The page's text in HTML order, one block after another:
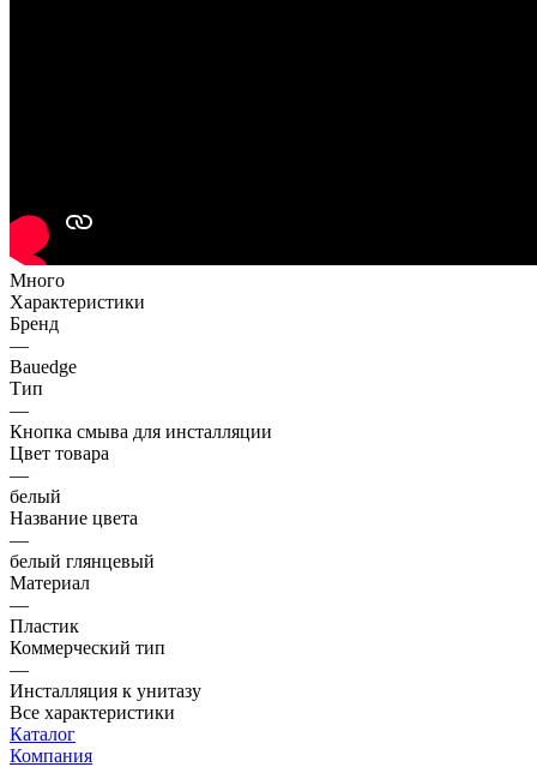
Много
Характеристики
Бренд
—
Bauedge
Тип
—
Кнопка смыва для инсталляции
Цвет товара
—
белый
Название цвета
—
белый глянцевый
Материал
—
Пластик
Коммерческий тип
—
Инсталляция к унитазу
Все характеристики
Каталог
Компания